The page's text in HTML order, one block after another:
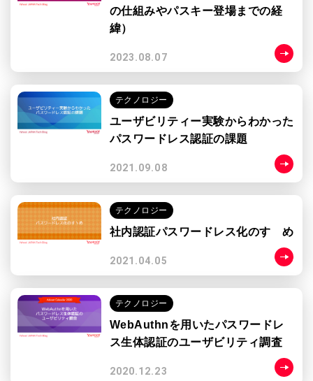
の仕組みやパスキー登場までの経
緯）
2023.08.07
テクノロジー
ユーザビリティー実験からわかった
パスワードレス認証の課題
2021.09.08
テクノロジー
社内認証パスワードレス化のすゝめ
2021.04.05
テクノロジー
WebAuthnを用いたパスワードレ
ス生体認証のユーザビリティ調査
2020.12.23